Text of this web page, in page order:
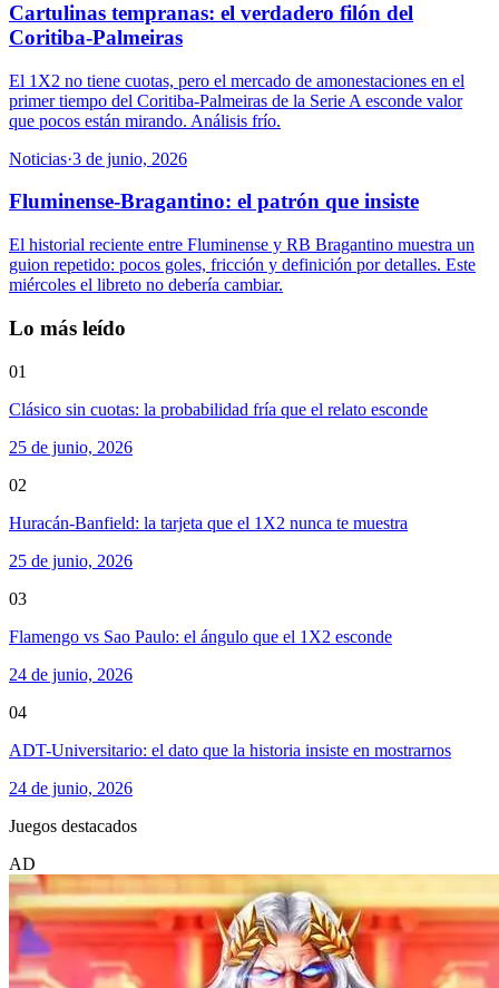
Cartulinas tempranas: el verdadero filón del
Coritiba-Palmeiras
El 1X2 no tiene cuotas, pero el mercado de amonestaciones en el
primer tiempo del Coritiba-Palmeiras de la Serie A esconde valor
que pocos están mirando. Análisis frío.
Noticias·3 de junio, 2026
Fluminense-Bragantino: el patrón que insiste
El historial reciente entre Fluminense y RB Bragantino muestra un
guion repetido: pocos goles, fricción y definición por detalles. Este
miércoles el libreto no debería cambiar.
Lo más leído
01
Clásico sin cuotas: la probabilidad fría que el relato esconde
25 de junio, 2026
02
Huracán-Banfield: la tarjeta que el 1X2 nunca te muestra
25 de junio, 2026
03
Flamengo vs Sao Paulo: el ángulo que el 1X2 esconde
24 de junio, 2026
04
ADT-Universitario: el dato que la historia insiste en mostrarnos
24 de junio, 2026
Juegos destacados
AD